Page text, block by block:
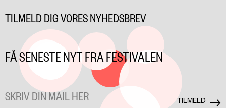
TILMELD DIG VORES NYHEDSBREV
FÅ SENESTE NYT FRA FESTIVALEN